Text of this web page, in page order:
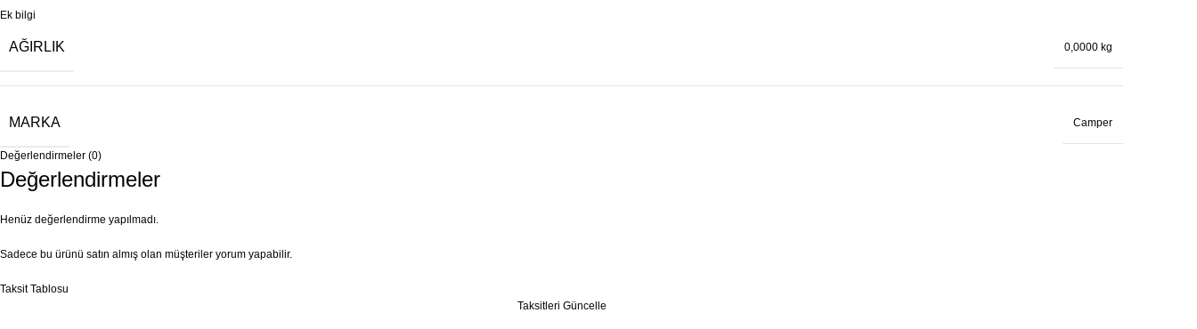
Ek bilgi
AĞIRLIK 0,0000 kg
MARKA Camper
Değerlendirmeler (0)
Değerlendirmeler
Henüz değerlendirme yapılmadı.
Sadece bu ürünü satın almış olan müşteriler yorum yapabilir.
Taksit Tablosu
Taksitleri Güncelle